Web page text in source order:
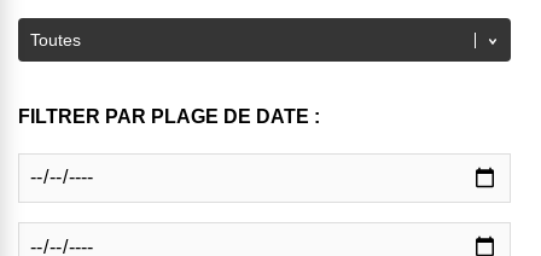
FILTRER PAR PLAGE DE DATE :